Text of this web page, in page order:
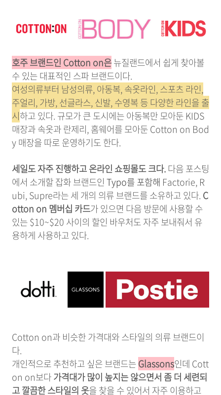
호주 브랜드인 Cotton on은뉴질랜드에서 쉽게 찾아볼
수 있는 대표적인 스파 브랜드이다.
여성의류부터 남성의류, 아동복, 속옷라인, 스포츠 라인,
주얼리, 가방, 선글라스, 신발, 수영복 등 다양한 라인을 출
시하고 있다. 규모가 큰 도시에는 아동복만 모아둔 KIDS
매장과 속옷과 란제리, 홈웨어를 모아둔 Cotton on Bod
y 매장을 따로 운영하기도 한다.
세일도 자주 진행하고 온라인 쇼핑몰도 크다.다음 포스팅
에서 소개할 잡화 브랜드인Typo를 포함해 Factorie, R
ubi, Supre라는 세 개의 의류 브랜드를 소유하고 있다. C
otton on 멤버십 카드가 있으면 다음 방문에 사용할 수
있는 $10~$20 사이의 할인 바우처도 자주 보내줘서 유
용하게 사용하고 있다.
Cotton on과 비슷한 가격대와 스타일의 의류 브랜드이
다.
개인적으로 추천하고 싶은 브랜드는Glassons인데 Cott
on on보다가격대가 많이 높지는 않으면서 좀 더 세련되
고 깔끔한 스타일의 옷을 찾을 수 있어서 자주 이용하고